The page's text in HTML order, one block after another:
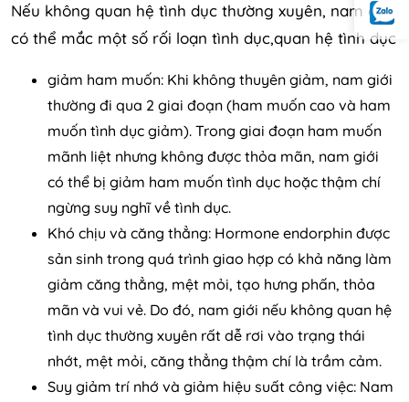
Nếu không quan hệ tình dục thường xuyên, nam giới
có thể mắc một số rối loạn tình dục,quan hệ tình dục
giảm ham muốn: Khi không thuyên giảm, nam giới
thường đi qua 2 giai đoạn (ham muốn cao và ham
muốn tình dục giảm). Trong giai đoạn ham muốn
mãnh liệt nhưng không được thỏa mãn, nam giới
có thể bị giảm ham muốn tình dục hoặc thậm chí
ngừng suy nghĩ về tình dục.
Khó chịu và căng thẳng: Hormone endorphin được
sản sinh trong quá trình giao hợp có khả năng làm
giảm căng thẳng, mệt mỏi, tạo hưng phấn, thỏa
mãn và vui vẻ. Do đó, nam giới nếu không quan hệ
tình dục thường xuyên rất dễ rơi vào trạng thái
nhớt, mệt mỏi, căng thẳng thậm chí là trầm cảm.
Suy giảm trí nhớ và giảm hiệu suất công việc: Nam